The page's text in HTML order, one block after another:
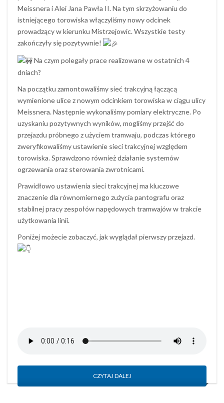
Meissnera i Alei Jana Pawła II. Na tym skrzyżowaniu do
istniejącego torowiska włączyliśmy nowy odcinek
prowadzący w kierunku Mistrzejowic. Wszystkie testy
zakończyły się pozytywnie!
Na czym polegały prace realizowane w ostatnich 4
dniach?
Na początku zamontowaliśmy sieć trakcyjną łączącą
wymienione ulice z nowym odcinkiem torowiska w ciągu ulicy
Meissnera. Następnie wykonaliśmy pomiary elektryczne. Po
uzyskaniu pozytywnych wyników, mogliśmy przejść do
przejazdu próbnego z użyciem tramwaju, podczas którego
zweryfikowaliśmy ustawienie sieci trakcyjnej względem
torowiska. Sprawdzono również działanie systemów
ogrzewania oraz sterowania zwrotnicami.
Prawidłowo ustawienia sieci trakcyjnej ma kluczowe
znaczenie dla równomiernego zużycia pantografu oraz
stabilnej pracy zespołów napędowych tramwajów w trakcie
użytkowania linii.
Poniżej możecie zobaczyć, jak wyglądał pierwszy przejazd.
CZYTAJ DALEJ